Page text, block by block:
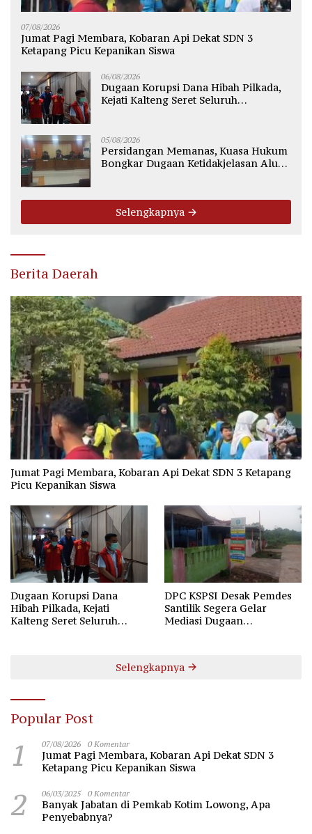
07/08/2026
Jumat Pagi Membara, Kobaran Api Dekat SDN 3
Ketapang Picu Kepanikan Siswa
06/08/2026
Dugaan Korupsi Dana Hibah Pilkada,
Kejati Kalteng Seret Seluruh
05/08/2026
Persidangan Memanas, Kuasa Hukum
Bongkar Dugaan Ketidakjelasan Alur
Selengkapnya
Berita Daerah
Jumat Pagi Membara, Kobaran Api Dekat SDN 3 Ketapang
Picu Kepanikan Siswa
Dugaan Korupsi Dana
Hibah Pilkada, Kejati
Kalteng Seret Seluruh
DPC KSPSI Desak Pemdes
Santilik Segera Gelar
Mediasi Dugaan
Selengkapnya
Popular Post
1 07/08/2026 0 Komentar
Jumat Pagi Membara, Kobaran Api Dekat SDN 3
Ketapang Picu Kepanikan Siswa
2 06/03/2025 0 Komentar
Banyak Jabatan di Pemkab Kotim Lowong, Apa
Penyebabnya?